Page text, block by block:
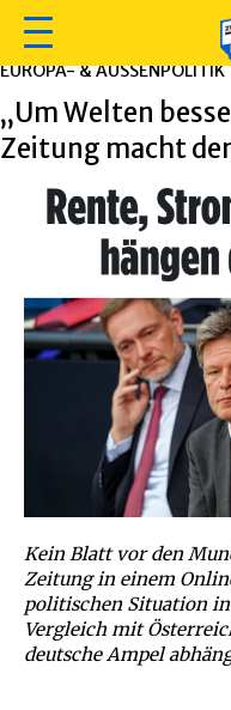
EUROPA- & AUSSENPOLITIK
„Um Welten
Zeitung macht
Kein Blatt vor den
Zeitung in einem
politischen Situation
Vergleich mit
deutsche Ampel